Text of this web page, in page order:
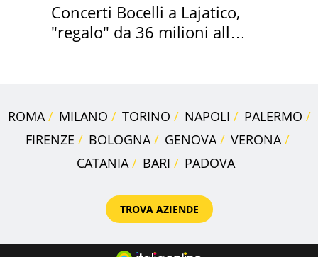
Concerti Bocelli a Lajatico,
"regalo" da 36 milioni alla
ROMA MILANO TORINO NAPOLI
PALERMO
FIRENZE
BOLOGNA GENOVA
VERONA
CATANIA
BARI PADOVA
TROVA AZIENDE